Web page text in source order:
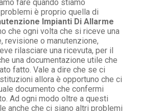
fare quando stiamo
è proprio quella di
Impianti Di Allarme
che ogni volta che si riceve una
revisione o manutenzione,
rilasciare una ricevuta, per il
una documentazione utile che
fatto. Vale a dire che se ci
allora è opportuno che ci
documento che confermi
Ad ogni modo oltre a questi
anche che ci siano altri problemi